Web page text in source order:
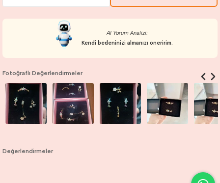
AI Yorum Analizi:
Kendi bedeninizi almanızı öneririm.
Fotoğraflı Değerlendirmeler
Değerlendirmeler